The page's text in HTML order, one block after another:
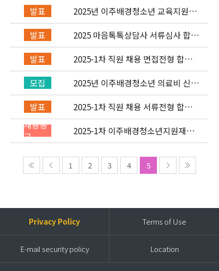
발표
2025년 이주배경청소년 교육지원사
업 레인보우스쿨 개설기관 선정 결과
발표
2025 마음톡톡상담사 서류심사 합격
자 발표
발표
2025-1차 직원 채용 면접전형 합격
자 발표 및 적격심사 안내
모집
2025년 이주배경청소년 의료비 신청
(1차) 안내
발표
2025-1차 직원 채용 서류전형 합격
자 발표 및 면접전형 안내
채용공
고
2025-1차 이주배경청소년지원재단
직원(개발협력부) 채용공고 (~2/2)
1 2 3 4 5
Privacy Policy Terms of Use
E-mail security policy Location